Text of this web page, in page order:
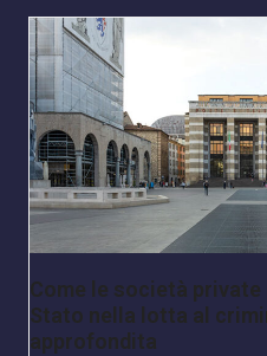
Come le società
Stato nella lotta al
approfondita